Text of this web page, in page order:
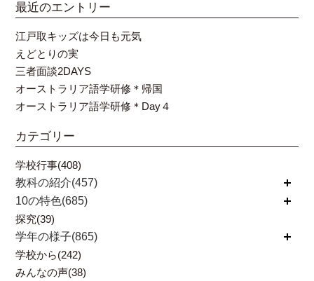
最近のエントリー
江戸取キッズは今日も元気
えどとりの実
三者面談2DAYS
オーストラリア語学研修＊帰国
オーストラリア語学研修＊Day４
カテゴリー
学校行事(408)
教科の紹介(457)
開く
10の特色(685)
開く
探究(39)
学年の様子(865)
開く
学校から(242)
みんなの声(38)